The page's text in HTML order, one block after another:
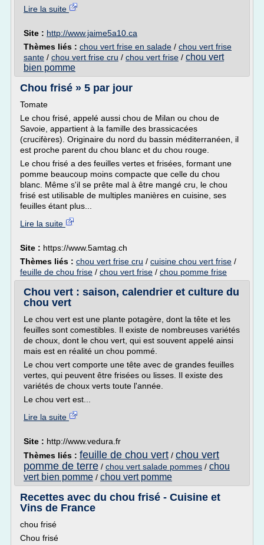
Lire la suite
Site : http://www.jaime5a10.ca
Thèmes liés : chou vert frise en salade / chou vert frise
sante / chou vert frise cru / chou vert frise / chou vert
bien pomme
Chou frisé » 5 par jour
Tomate
Le chou frisé, appelé aussi chou de Milan ou chou de
Savoie, appartient à la famille des brassicacées
(crucifères). Originaire du nord du bassin méditerranéen, il
est proche parent du chou blanc et du chou rouge.
Le chou frisé a des feuilles vertes et frisées, formant une
pomme beaucoup moins compacte que celle du chou
blanc. Même s'il se prête mal à être mangé cru, le chou
frisé est utilisable de multiples manières en cuisine, ses
feuilles étant plus...
Lire la suite
Site : https://www.5amtag.ch
Thèmes liés : chou vert frise cru / cuisine chou vert frise /
feuille de chou frise / chou vert frise / chou pomme frise
Chou vert : saison, calendrier et culture du
chou vert
Le chou vert est une plante potagère, dont la tête et les
feuilles sont comestibles. Il existe de nombreuses variétés
de choux, dont le chou vert, qui est souvent appelé ainsi
mais est en réalité un chou pommé.
Le chou vert comporte une tête avec de grandes feuilles
vertes, qui peuvent être frisées ou lisses. Il existe des
variétés de choux verts toute l'année.
Le chou vert est...
Lire la suite
Site : http://www.vedura.fr
Thèmes liés : feuille de chou vert / chou vert
pomme de terre / chou vert salade pommes / chou
vert bien pomme / chou vert pomme
Recettes avec du chou frisé - Cuisine et
Vins de France
chou frisé
Chou frisé